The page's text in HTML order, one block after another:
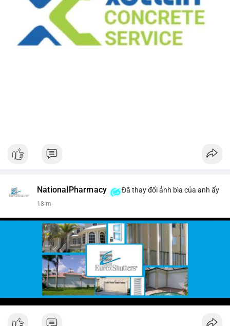
NationalPharmacy Đã thay đổi ảnh bìa của anh ấy
18 m